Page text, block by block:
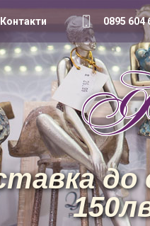
Контакти 0895 604
до